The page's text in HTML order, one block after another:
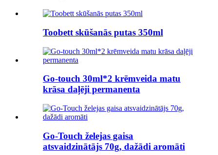
Toobett skūšanās putas 350ml
Go-touch 30ml*2 krēmveida matu
krāsa daļēji permanenta
Go-Touch želejas gaisa
atsvaidzinātājs 70g, dažādi aromāti